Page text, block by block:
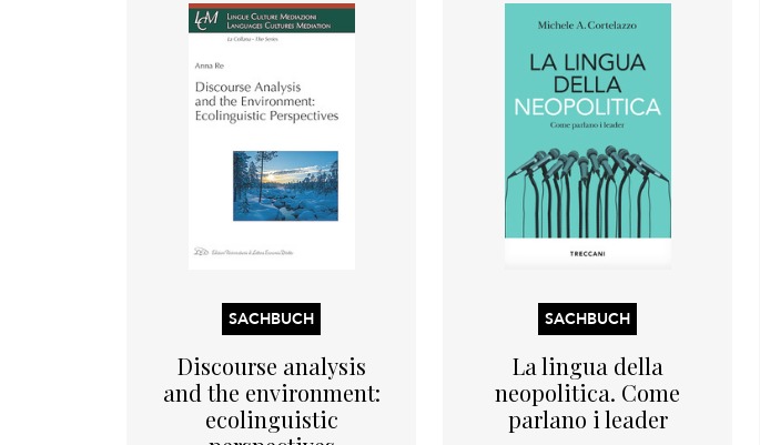
SACHBUCH
Discourse analysis
and the environment:
ecolinguistic
SACHBUCH
La lingua della
neopolitica. Come
parlano i leader